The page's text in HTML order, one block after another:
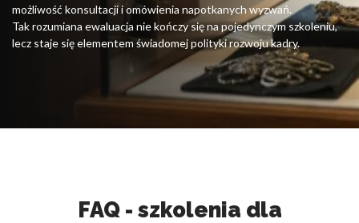
możliwość konsultacji i omówienia napotkanych wyzwań.
Tak rozumiana ewaluacja nie kończy się na pojedynczym szkoleniu,
lecz staje się elementem świadomej polityki rozwoju kadry.
FAQ - szkolenia dla